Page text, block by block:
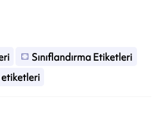
Sınıflandırma Etiketleri
etiketleri